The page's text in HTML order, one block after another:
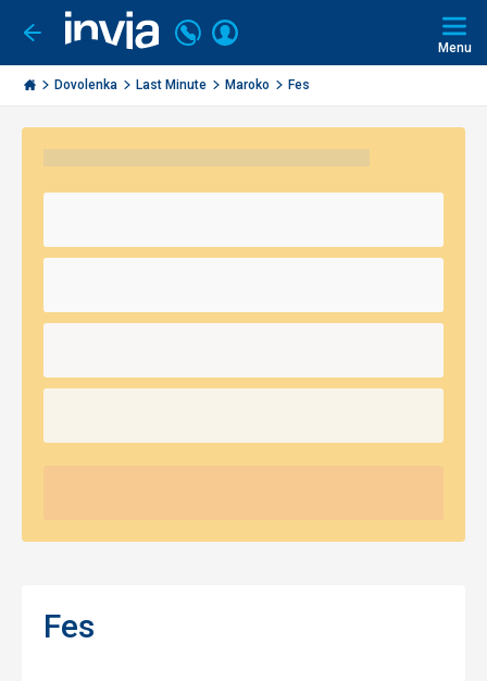
Ísť
späť
Invia.sk
Volajte
+421
2
3221
Prihlásiť
Menu
Dovolenka Last Minute Maroko Fes
Fes